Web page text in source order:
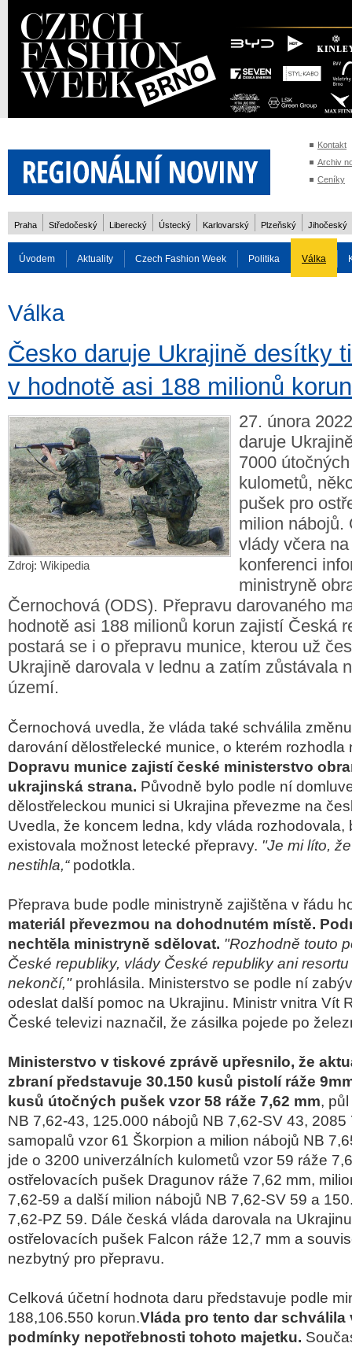
Kontakt
Archiv
Ceníky
Praha Středočeský Liberecký Ústecký Karlovarský Plzeňský Jihočeský
Úvodem Aktuality Czech Fashion Week Politika Válka
Rozhovory
Válka
Česko daruje Ukrajině desítky
v hodnotě asi 188 milionů korun
Zdroj: Wikipedia
27. února
daruje
7000
kulometů,
pušek pro
milion nábojů.
vlády včera
konferenci
ministryně
Černochová (ODS). Přepravu darovaného
hodnotě asi 188 milionů korun zajistí Česká
postará se i o přepravu munice, kterou už
Ukrajině darovala v lednu a zatím zůstávala
území.
Černochová uvedla, že vláda také schválila
darování dělostřelecké munice, o kterém rozhodla
Dopravu munice zajistí české ministerstvo
ukrajinská strana. Původně bylo podle ní
dělostřeleckou munici si Ukrajina převezme na
Uvedla, že koncem ledna, kdy vláda rozhodovala,
existovala možnost letecké přepravy. "Je mi líto,
nestihla,“ podotkla.
Přeprava bude podle ministryně zajištěna v řádu
materiál převezmou na dohodnutém místě.
nechtěla ministryně sdělovat. "Rozhodně touto
České republiky, vlády České republiky ani
nekončí," prohlásila. Ministerstvo se podle ní
odeslat další pomoc na Ukrajinu. Ministr vnitra Vít
České televizi naznačil, že zásilka pojede po
Ministerstvo v tiskové zprávě upřesnilo, že
zbraní představuje 30.150 kusů pistolí ráže
kusů útočných pušek vzor 58 ráže 7,62 mm,
NB 7,62-43, 125.000 nábojů NB 7,62-SV 43, 2085
samopalů vzor 61 Škorpion a milion nábojů NB
jde o 3200 univerzálních kulometů vzor 59 ráže
ostřelovacích pušek Dragunov ráže 7,62 mm,
7,62-59 a další milion nábojů NB 7,62-SV 59 a
7,62-PZ 59. Dále česká vláda darovala na
ostřelovacích pušek Falcon ráže 12,7 mm a
nezbytný pro přepravu.
Celková účetní hodnota daru představuje podle
188,106.550 korun.Vláda pro tento dar schválila
podmínky nepotřebnosti tohoto majetku.